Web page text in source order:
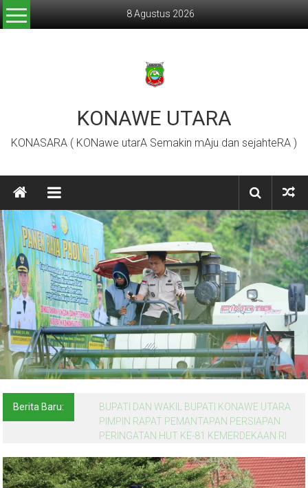
Lompat
ke
8 Agustus 2026
KONAWE UTARA
KONASARA ( KONawe utarA Semakin mAju dan sejahteRA )
Berita Baru:
BUPATI DAN WAKIL BUPATI KONAWE UTARA
PIMPIN RAPAT PEMANTAPAN PERSIAPAN
PERINGATAN HUT KE-81 KEMERDEKAAN RI